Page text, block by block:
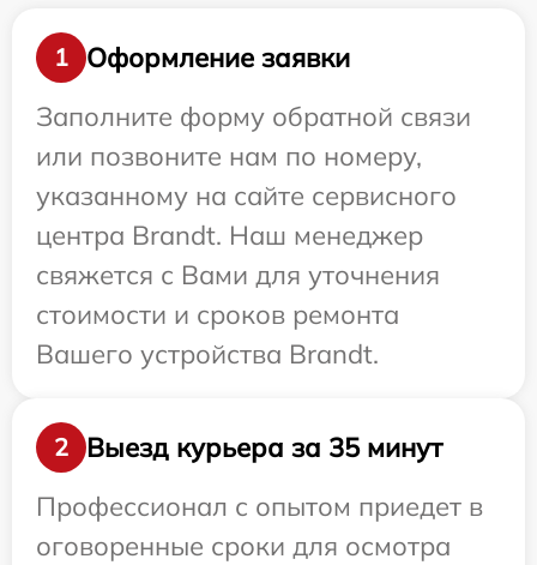
1
Оформление заявки
Заполните форму обратной связи
или позвоните нам по номеру,
указанному на сайте сервисного
центра Brandt. Наш менеджер
свяжется с Вами для уточнения
стоимости и сроков ремонта
Вашего устройства Brandt.
2
Выезд курьера за 35 минут
Профессионал с опытом приедет в
оговоренные сроки для осмотра